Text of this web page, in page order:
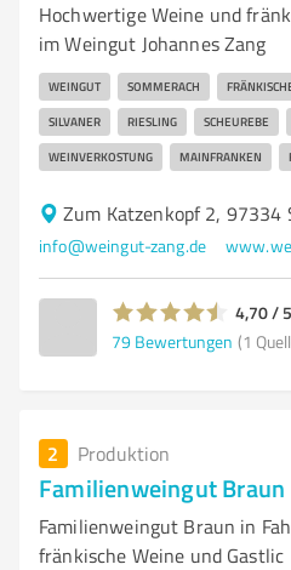
Hochwertige Weine und
im Weingut Johannes Zang
WEINGUT SOMMERACH
SILVANER RIESLING SCHEUREBE
WEINVERKOSTUNG MAINFRANKEN
Zum Katzenkopf 2, 97334
info@weingut-zang.de
4,70 /
79 Bewertungen (1
2 Produktion
Familienweingut Braun
Familienweingut Braun in
fränkische Weine und Gastlic